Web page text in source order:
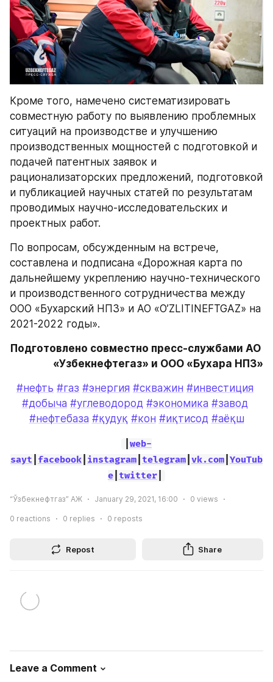
Кроме того, намечено систематизировать
совместную работу по выявлению проблемных
ситуаций на производстве и улучшению
производственных мощностей с подготовкой и
подачей патентных заявок и
рационализаторских предложений, подготовкой
и публикацией научных статей по результатам
проводимых научно-исследовательских и
проектных работ.
По вопросам, обсужденным на встрече,
составлена и подписана «Дорожная карта по
дальнейшему укреплению научно-технического
и производственного сотрудничества между
ООО «Бухарский НПЗ» и АО «O’ZLITINEFTGAZ» на
2021-2022 годы».
Подготовлено совместно пресс-службами АО
«Узбекнефтегаз» и ООО «Бухара НПЗ»
#нефть #газ #энергия #скважин #инвестиция
#добыча #углеводород #экономика #завод
#нефтебаза #қудуқ #кон #иқтисод #аёқш
web-
sayt facebook instagram telegram vk.com YouTub
e| twitter|
“Ўзбекнефтгаз” АЖ January 29, 2021, 16:00 0 views
0 reactions 0 replies 0 reposts
Repost Share
Leave a Comment